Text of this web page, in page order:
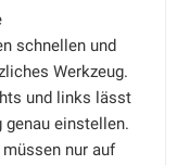
schnellen und
Werkzeug.
und links lässt
genau einstellen.
müssen nur auf